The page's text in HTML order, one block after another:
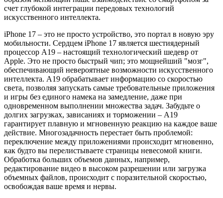
счет глубокой интеграции передовых технологий
искусственного интеллекта.
iPhone 17 – это не просто устройство, это портал в новую эру
мобильности. Сердцем iPhone 17 является шестиядерный
процессор A19 – настоящий технологический шедевр от
Apple. Это не просто быстрый чип; это мощнейший "мозг",
обеспечивающий невероятные возможности искусственного
интеллекта. A19 обрабатывает информацию со скоростью
света, позволяя запускать самые требовательные приложения
и игры без единого намека на замедление, даже при
одновременном выполнении множества задач. Забудьте о
долгих загрузках, зависаниях и торможении – A19
гарантирует плавную и мгновенную реакцию на каждое ваше
действие. Многозадачность перестает быть проблемой:
переключение между приложениями происходит мгновенно,
как будто вы перелистываете страницы невесомой книги.
Обработка больших объемов данных, например,
редактирование видео в высоком разрешении или загрузка
объемных файлов, происходит с поразительной скоростью,
освобождая ваше время и нервы.